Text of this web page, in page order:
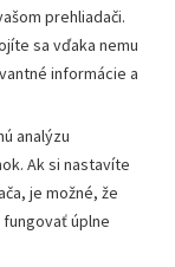
prehliadači.
sa vďaka nemu
informácie a
analýzu
Ak si nastavíte
je možné, že
úplne